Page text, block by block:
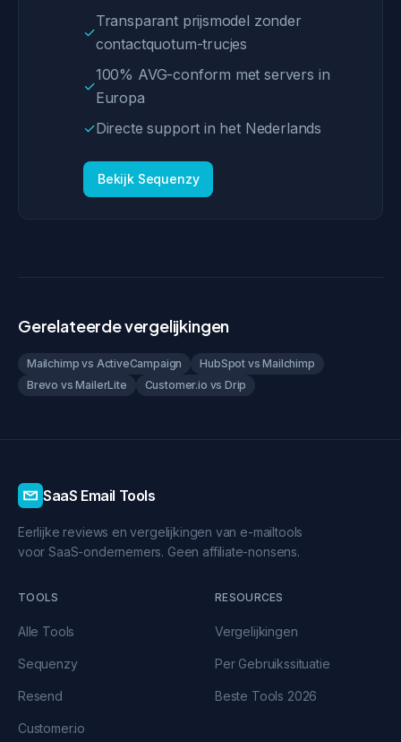
✓
Transparant prijsmodel zonder
contactquotum-trucjes
✓
100% AVG-conform met servers in
Europa
✓Directe support in het Nederlands
Bekijk Sequenzy
Gerelateerde vergelijkingen
Mailchimp vs ActiveCampaign
HubSpot vs Mailchimp
Brevo vs MailerLite
Customer.io vs Drip
SaaS Email Tools
Eerlijke reviews en vergelijkingen van e-mailtools
voor SaaS-ondernemers. Geen affiliate-nonsens.
TOOLS
Alle Tools
Sequenzy
Resend
Customer.io
RESOURCES
Vergelijkingen
Per Gebruikssituatie
Beste Tools 2026